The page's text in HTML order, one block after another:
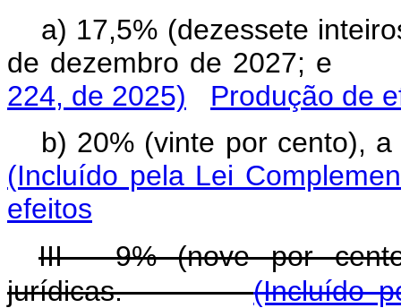
a) 17,5% (dezessete
de dezembro de 2027;
224, de 2025)
Produção de
b) 20% (vinte por
(Incluído pela Lei
efeitos
III - 9% (nove por
jurídicas.(Incluído